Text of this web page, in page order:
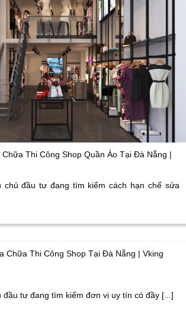
Thi Công Shop Quần Áo Tại Đà Nẵng |
chủ đầu tư đang tìm kiếm cách hạn chế sửa
Chữa Thi Công Shop Tại Đà Nẵng | Vking
đầu tư đang tìm kiếm đơn vị uy tín có đầy [...]